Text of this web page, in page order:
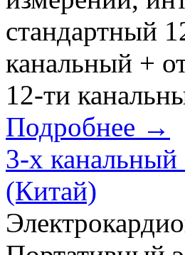
стандартный
канальный +
12-ти
Подробнее →
3-х канальный
(Китай)